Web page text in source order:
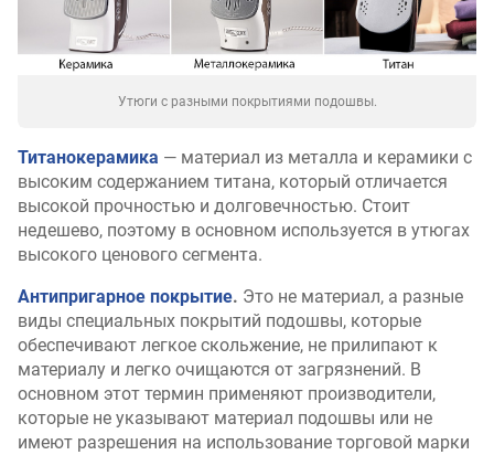
Утюги с разными покрытиями подошвы.
Титанокерамика — материал из металла и керамики с
высоким содержанием титана, который отличается
высокой прочностью и долговечностью. Стоит
недешево, поэтому в основном используется в утюгах
высокого ценового сегмента.
Антипригарное покрытие. Это не материал, а разные
виды специальных покрытий подошвы, которые
обеспечивают легкое скольжение, не прилипают к
материалу и легко очищаются от загрязнений. В
основном этот термин применяют производители,
которые не указывают материал подошвы или не
имеют разрешения на использование торговой марки